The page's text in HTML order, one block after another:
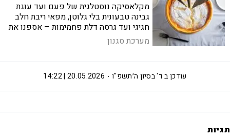
מקלאסיקה נוסטלגית של פעם ועד עוגת
גבינה טבעונית בלי גלוטן, מפאי ריבת חלב
חגיגי ועד גרסה דלת פחמימות – אספנו את
עוגות הגבינה הכי טובות לשולחן שבועות
מערכת סגנון
ד' בסיון ה׳תשפ"ו 20.05.2026 | 14:22 עודכן ב
תגיות